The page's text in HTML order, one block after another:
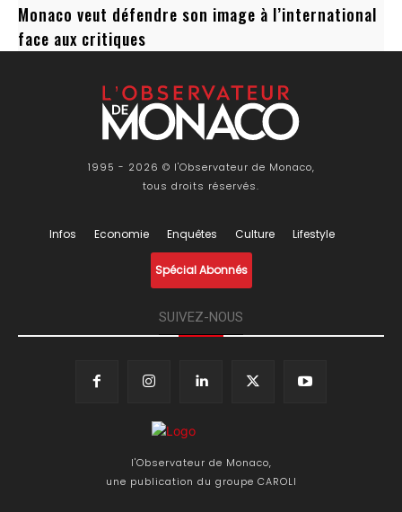
Monaco veut défendre son image à l’international
face aux critiques
1995 - 2026 © l'Observateur de Monaco,
tous droits réservés.
Infos Economie Enquêtes Culture Lifestyle
Spécial Abonnés
SUIVEZ-NOUS
l'Observateur de Monaco,
une publication du groupe CAROLI